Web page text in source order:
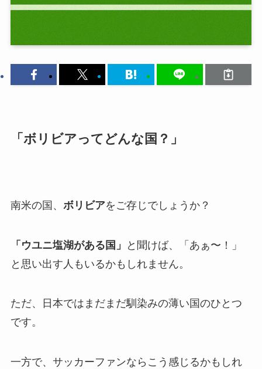
「ボリビアってどんな国？」
南米の国、 ボリビアをご存じでしょうか？
「ウユニ塩湖がある国」
と聞けば、「あぁ〜！」
と思い出す人もいるかもしれません。
ただ、日本ではまだまだ馴染みの薄い国のひとつ
です。
一方で、サッカーファンならこう感じるかもしれ